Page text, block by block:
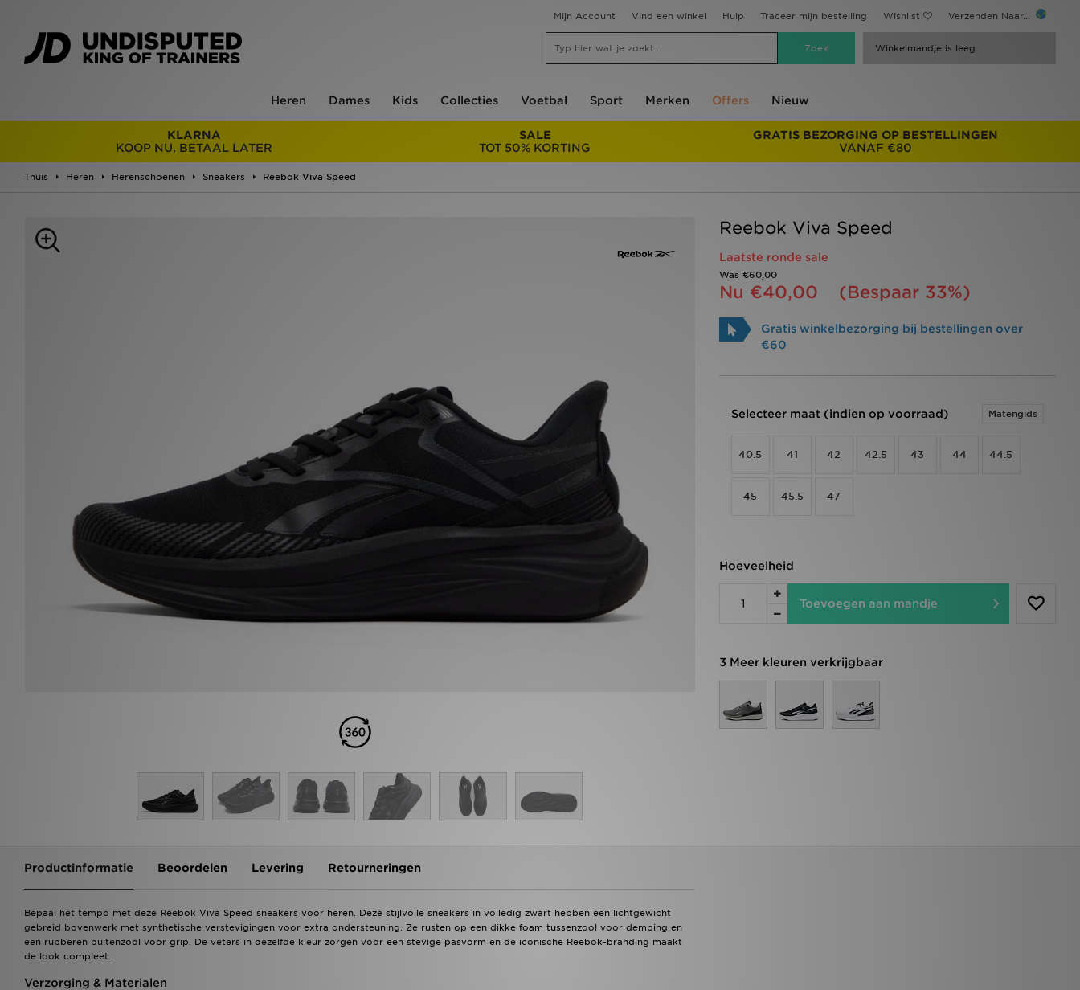
Mijn Account Vind een winkel Hulp Traceer mijn bestelling Wishlist Verzenden Naar...
Winkelmandje is leeg
Heren Dames Kids Collecties Voetbal Sport Merken Offers Nieuw
KLARNA
KOOP NU, BETAAL LATER
SALE
TOT 50% KORTING
GRATIS BEZORGING OP BESTELLINGEN
VANAF €80
Thuis Heren Herenschoenen Sneakers Reebok Viva Speed
Reebok Viva Speed
Laatste ronde sale
Was €60,00
Nu €40,00 (Bespaar 33%)
Gratis winkelbezorging bij bestellingen over
€60
Selecteer maat (indien op voorraad) Matengids
40.5 41 42 42.5 43 44 44.5
45 45.5 47
Hoeveelheid
Toevoegen aan mandje
3 Meer kleuren verkrijgbaar
Productinformatie Beoordelen Levering Retourneringen
Bepaal het tempo met deze Reebok Viva Speed sneakers voor heren. Deze stijlvolle sneakers in volledig zwart hebben een lichtgewicht
gebreid bovenwerk met synthetische verstevigingen voor extra ondersteuning. Ze rusten op een dikke foam tussenzool voor demping en
een rubberen buitenzool voor grip. De veters in dezelfde kleur zorgen voor een stevige pasvorm en de iconische Reebok-branding maakt
de look compleet.
Verzorging & Materialen